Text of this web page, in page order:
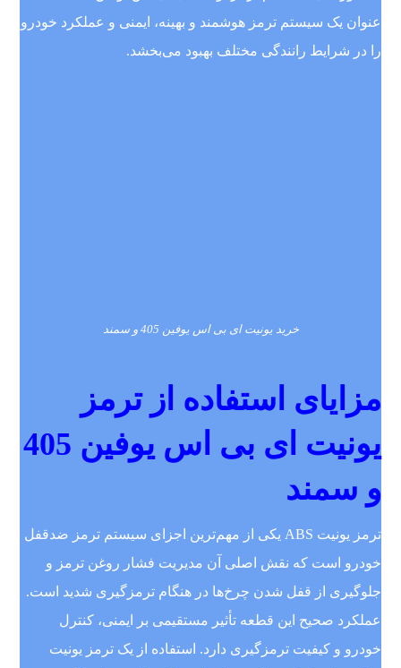
عنوان یک سیستم ترمز هوشمند و بهینه، ایمنی و عملکرد خودرو
را در شرایط رانندگی مختلف بهبود می‌بخشد.
خرید یونیت ای بی اس یوفین 405 و سمند
مزایای استفاده از ترمز
یونیت ای بی اس یوفین 405
و سمند
ترمز یونیت ABS یکی از مهم‌ترین اجزای سیستم ترمز ضدقفل
خودرو است که نقش اصلی آن مدیریت فشار روغن ترمز و
جلوگیری از قفل شدن چرخ‌ها در هنگام ترمزگیری شدید است.
عملکرد صحیح این قطعه تأثیر مستقیمی بر ایمنی، کنترل
خودرو و کیفیت ترمزگیری دارد. استفاده از یک ترمز یونیت